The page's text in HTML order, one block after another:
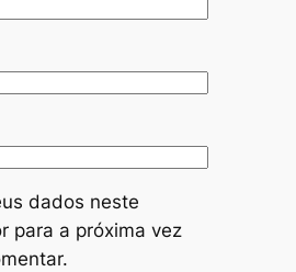
dados neste
para a próxima vez